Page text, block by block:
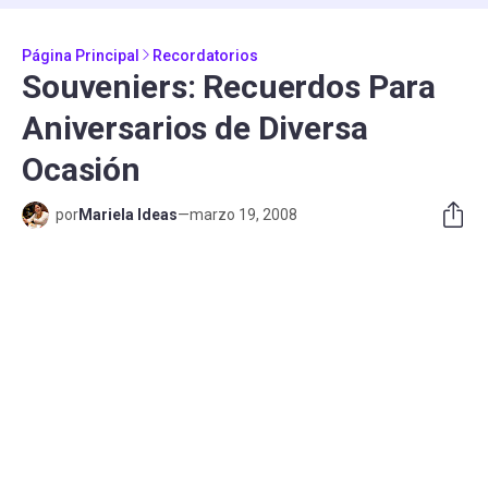
Página Principal Recordatorios
Souveniers: Recuerdos Para
Aniversarios de Diversa
Ocasión
porMariela Ideas—marzo 19, 2008